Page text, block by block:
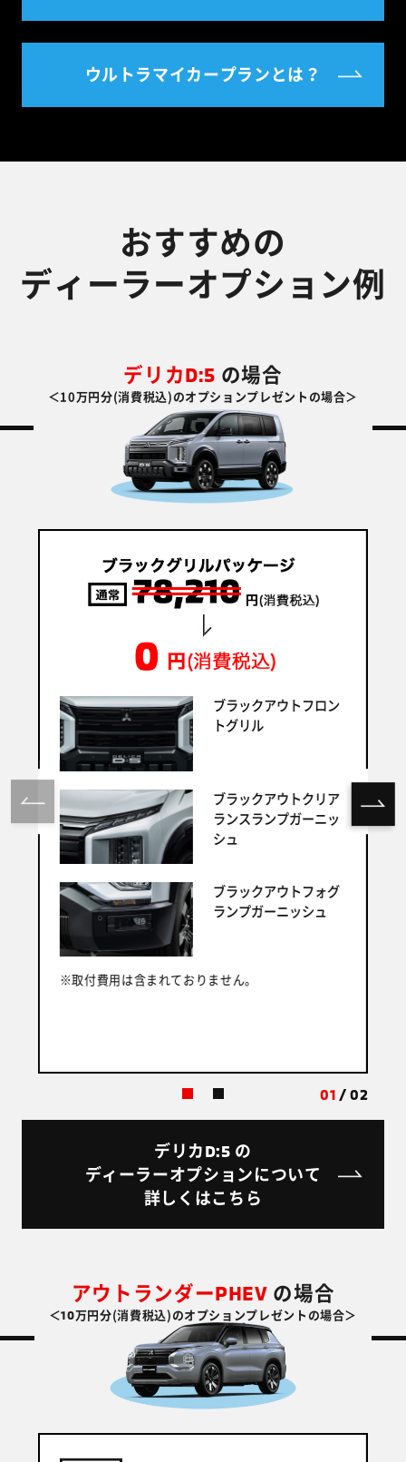
ウルトラマイカープランとは？
おすすめの
ディーラーオプション例
デリカD:5 の場合
＜10万円分(消費税込)のオプションプレゼントの場合＞
ブラックアウトフロン
トグリル
ブラックアウトクリア
ランスランプガーニッ
シュ
ブラックアウトフォグ
ランプガーニッシュ
※取付費用は含まれておりません。
01 / 02
デリカ D:5 の
ディーラーオプションについて
詳しくはこちら
アウトランダーPHEV の場合
＜10万円分(消費税込)のオプションプレゼントの場合＞